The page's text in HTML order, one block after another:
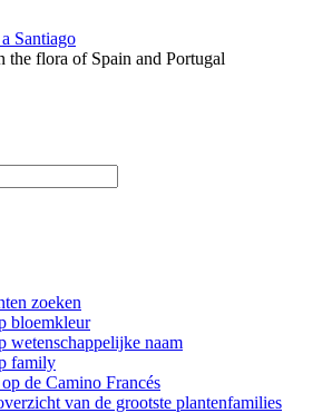
Santiago
the flora of Spain and Portugal
zoeken
bloemkleur
wetenschappelijke naam
family
de Camino Francés
van de grootste plantenfamilies